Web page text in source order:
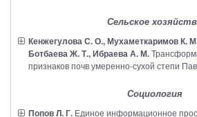
Сельское
Кенжегулова С. О., Мухаметкаримов К.
Ботбаева Ж. Т., Ибраева А. М.
признаков почв умеренно-сухой степи
Социология
Попов Л. Г. Единое информационное